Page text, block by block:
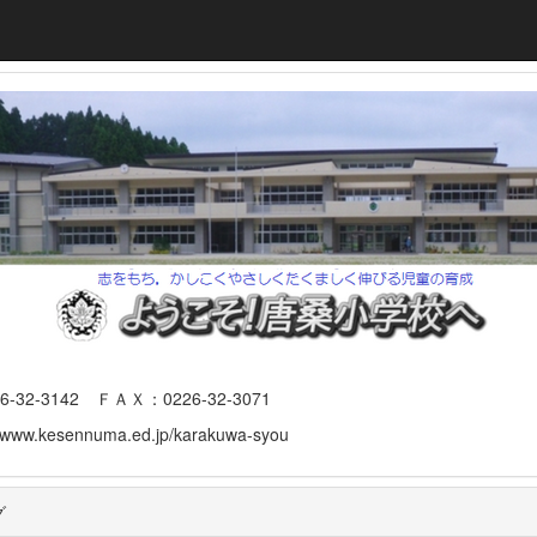
32-3142 ＦＡＸ：0226-32-3071
karakuwa-syou